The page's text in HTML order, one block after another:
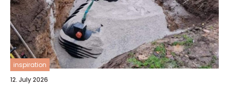
inspiration
12. July 2026